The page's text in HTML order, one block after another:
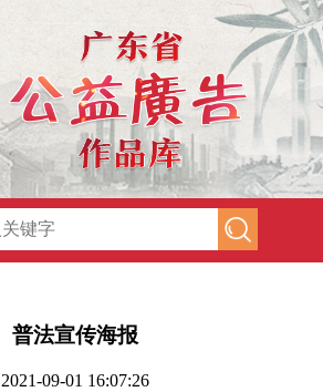
普法宣传海报
2021-09-01 16:07:26